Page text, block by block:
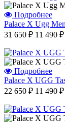
Подробнее
Palace X Ugg
31 650 ₽ 11 490 ₽
Подробнее
Palace X UGG
22 650 ₽ 11 490 ₽